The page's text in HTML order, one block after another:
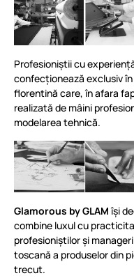
Profesioniștii cu
confecționează exclusiv
florentină care, în afara
realizată de mâini
modelarea tehnică.
Glamorous by GLAMîși
combine luxul cu
profesioniștilor și
toscană a produselor din
trecut.